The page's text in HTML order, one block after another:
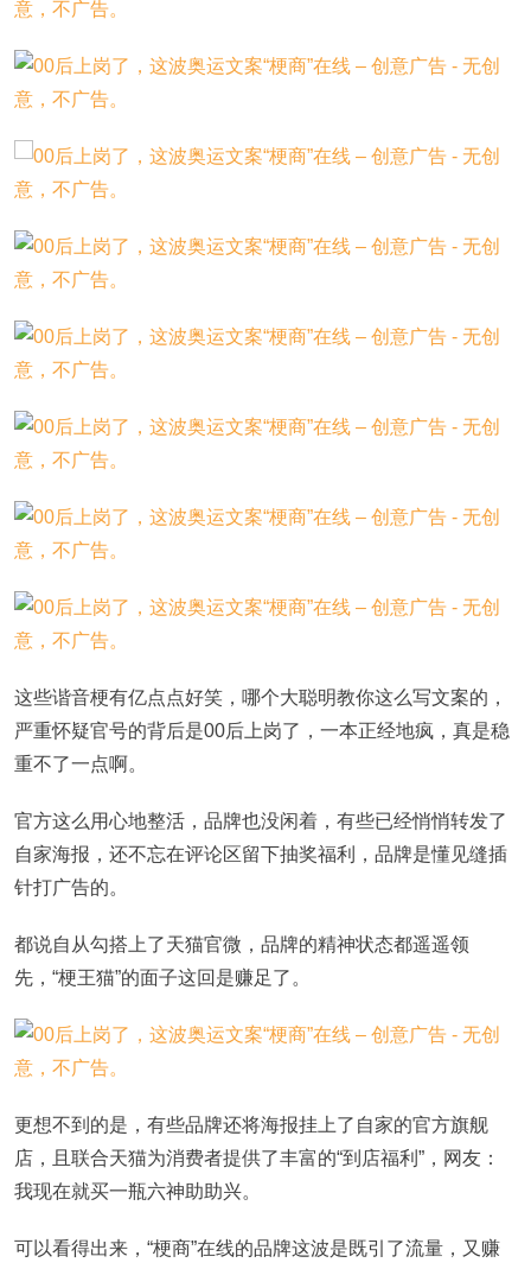
这些谐音梗有亿点点好笑，哪个大聪明教你这么写文案的，
严重怀疑官号的背后是00后上岗了，一本正经地疯，真是稳
重不了一点啊。
官方这么用心地整活，品牌也没闲着，有些已经悄悄转发了
自家海报，还不忘在评论区留下抽奖福利，品牌是懂见缝插
针打广告的。
都说自从勾搭上了天猫官微，品牌的精神状态都遥遥领
先，“梗王猫”的面子这回是赚足了。
更想不到的是，有些品牌还将海报挂上了自家的官方旗舰
店，且联合天猫为消费者提供了丰富的“到店福利”，网友：
我现在就买一瓶六神助助兴。
可以看得出来，“梗商”在线的品牌这波是既引了流量，又赚